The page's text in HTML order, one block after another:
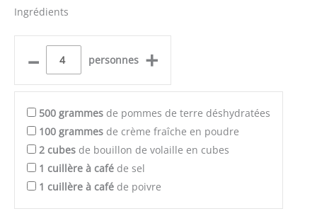
Ingrédients
– personnes +
500 grammes de pommes de terre déshydratées
100 grammes de crème fraîche en poudre
2 cubes de bouillon de volaille en cubes
1 cuillère à café de sel
1 cuillère à café de poivre